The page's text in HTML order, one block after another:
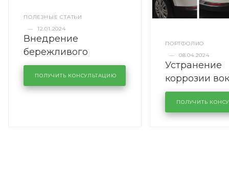
ПОЛЕЗНЫЕ СТАТЬИ
—
12.01.2024
Внедрение
бережливого
производства в
кузовном сервисе
KUTUZOVV
ПОЛУЧИТЬ КОНСУЛЬТАЦИЮ
ПОРТФОЛИО
—
08.04.2024
Устранение
коррозии
лобового
районе
Volkswagen
ПОЛУЧИТЬ